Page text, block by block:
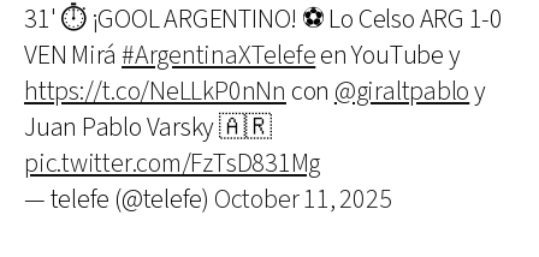
31' ⏱ ¡GOOL ARGENTINO! ⚽ Lo Celso ARG 1-0
VEN Mirá#ArgentinaXTelefeen YouTube y
https://t.co/NeLLkP0nNn con @giraltpabloy
Juan Pablo Varsky 🇦🇷
pic.twitter.com/FzTsD831Mg
— telefe (@telefe) October 11, 2025